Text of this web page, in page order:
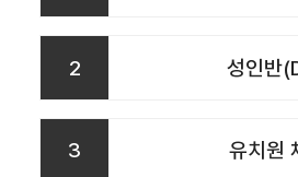
2 성인반
3 유치원